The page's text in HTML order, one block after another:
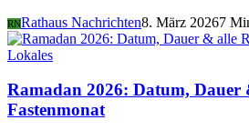
RNRathaus Nachrichten8. März 20267
Lokales
Ramadan 2026: Datum, Dauer
Fastenmonat